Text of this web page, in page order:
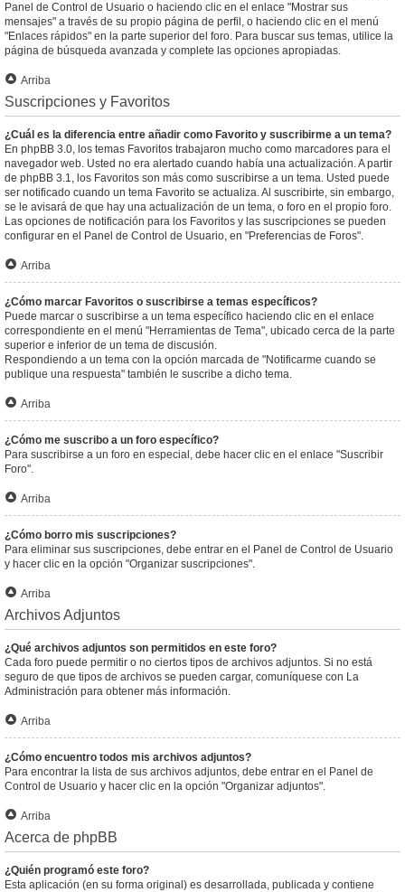
Panel de Control de Usuario o haciendo clic en el enlace "Mostrar sus
mensajes" a través de su propio página de perfil, o haciendo clic en el menú
"Enlaces rápidos" en la parte superior del foro. Para buscar sus temas, utilice la
página de búsqueda avanzada y complete las opciones apropiadas.
Arriba
Suscripciones y Favoritos
¿Cuál es la diferencia entre añadir como Favorito y suscribirme a un tema?
En phpBB 3.0, los temas Favoritos trabajaron mucho como marcadores para el
navegador web. Usted no era alertado cuando había una actualización. A partir
de phpBB 3.1, los Favoritos son más como suscribirse a un tema. Usted puede
ser notificado cuando un tema Favorito se actualiza. Al suscribirte, sin embargo,
se le avisará de que hay una actualización de un tema, o foro en el propio foro.
Las opciones de notificación para los Favoritos y las suscripciones se pueden
configurar en el Panel de Control de Usuario, en "Preferencias de Foros".
Arriba
¿Cómo marcar Favoritos o suscribirse a temas específicos?
Puede marcar o suscribirse a un tema específico haciendo clic en el enlace
correspondiente en el menú "Herramientas de Tema", ubicado cerca de la parte
superior e inferior de un tema de discusión.
Respondiendo a un tema con la opción marcada de "Notificarme cuando se
publique una respuesta" también le suscribe a dicho tema.
Arriba
¿Cómo me suscribo a un foro específico?
Para suscribirse a un foro en especial, debe hacer clic en el enlace "Suscribir
Foro".
Arriba
¿Cómo borro mis suscripciones?
Para eliminar sus suscripciones, debe entrar en el Panel de Control de Usuario
y hacer clic en la opción "Organizar suscripciones".
Arriba
Archivos Adjuntos
¿Qué archivos adjuntos son permitidos en este foro?
Cada foro puede permitir o no ciertos tipos de archivos adjuntos. Si no está
seguro de que tipos de archivos se pueden cargar, comuníquese con La
Administración para obtener más información.
Arriba
¿Cómo encuentro todos mis archivos adjuntos?
Para encontrar la lista de sus archivos adjuntos, debe entrar en el Panel de
Control de Usuario y hacer clic en la opción "Organizar adjuntos".
Arriba
Acerca de phpBB
¿Quién programó este foro?
Esta aplicación (en su forma original) es desarrollada, publicada y contiene